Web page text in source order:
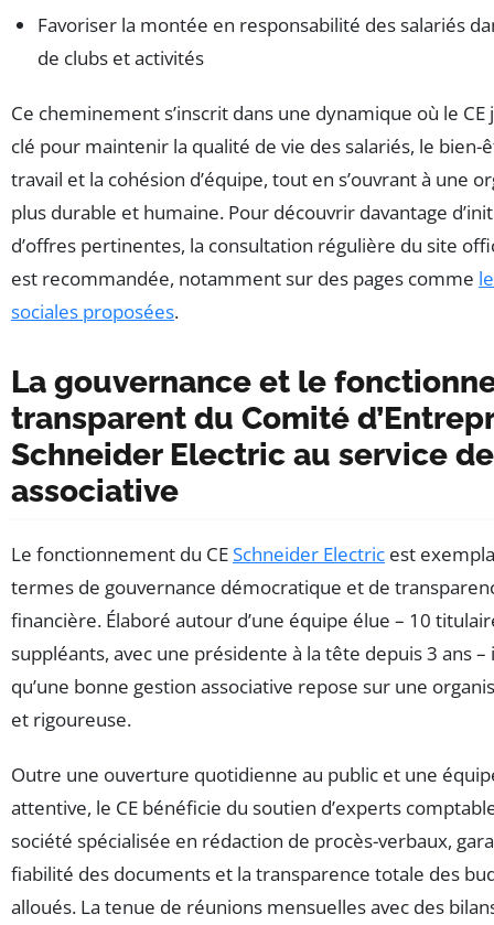
Favoriser la montée en responsabilité des salariés
de clubs et activités
Ce cheminement s’inscrit dans une dynamique où le
clé pour maintenir la qualité de vie des salariés, le bien-
travail et la cohésion d’équipe, tout en s’ouvrant à une
plus durable et humaine. Pour découvrir davantage
d’offres pertinentes, la consultation régulière du site
est recommandée, notamment sur des pages comme
sociales proposées.
La gouvernance et le
transparent du Comité
Schneider Electric au service
associative
Le fonctionnement du CESchneider Electric est
termes de gouvernance démocratique et de
financière. Élaboré autour d’une équipe élue – 10
suppléants, avec une présidente à la tête depuis 3 ans
qu’une bonne gestion associative repose sur une
et rigoureuse.
Outre une ouverture quotidienne au public et une
attentive, le CE bénéficie du soutien d’experts
société spécialisée en rédaction de procès-verbaux,
fiabilité des documents et la transparence totale des
alloués. La tenue de réunions mensuelles avec des